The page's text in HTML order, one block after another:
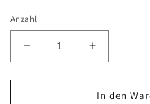
Anzahl
Verringere
die
Menge
Erhöhe
die
Menge
für
In den